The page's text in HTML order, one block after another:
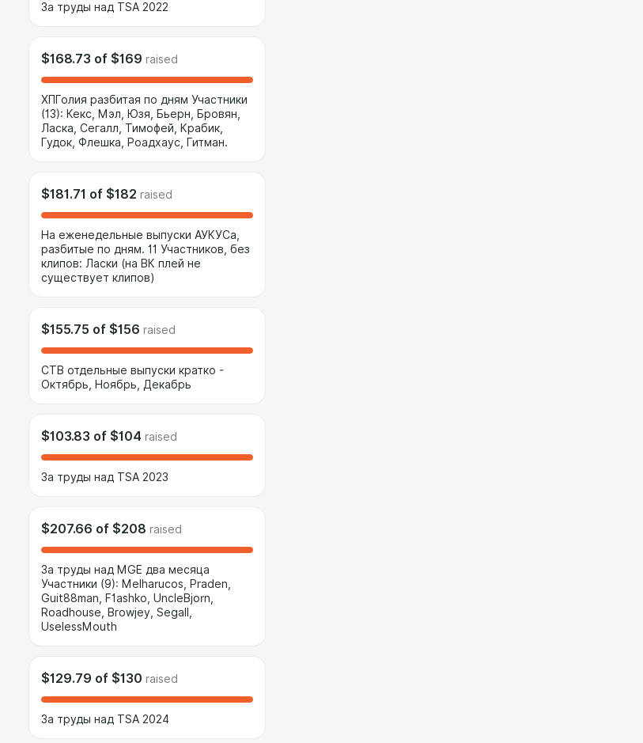
За труды над TSA 2022
$168.73 of $169 raised
ХПГолия разбитая по дням Участники
(13): Кекс, Мэл, Юзя, Бьерн, Бровян,
Ласка, Сегалл, Тимофей, Крабик,
Гудок, Флешка, Роадхаус, Гитман.
$181.71 of $182 raised
На еженедельные выпуски АУКУСа,
разбитые по дням. 11 Участников, без
клипов: Ласки (на ВК плей не
существует клипов)
$155.75 of $156 raised
СТВ отдельные выпуски кратко -
Октябрь, Ноябрь, Декабрь
$103.83 of $104 raised
За труды над TSA 2023
$207.66 of $208 raised
За труды над MGE два месяца
Участники (9): Melharucos, Praden,
Guit88man, F1ashko, UncleBjorn,
Roadhouse, Browjey, Segall,
UselessMouth
$129.79 of $130 raised
За труды над TSA 2024